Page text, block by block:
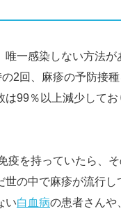
唯一感染しない方法
2回、麻疹の予防接
は99％以上減少して
疫を持っていたら、
世の中で麻疹が流行
い白血病の患者さんや